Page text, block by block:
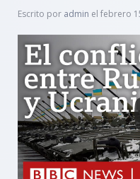
Escrito por admin el febrero